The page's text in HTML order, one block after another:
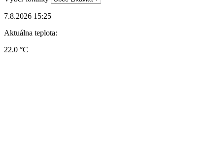
7.8.2026 15:25
Aktuálna teplota:
22.0 °C